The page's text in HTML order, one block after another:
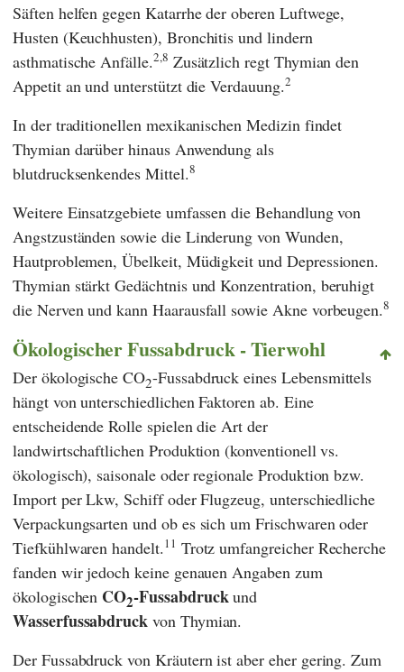
Säften helfen gegen Katarrhe der oberen Luftwege,
Husten (Keuchhusten), Bronchitis und lindern
asthmatische Anfälle.2,8 Zusätzlich regt Thymian den
Appetit an und unterstützt die Verdauung.2
In der traditionellen mexikanischen Medizin findet
Thymian darüber hinaus Anwendung als
blutdrucksenkendes Mittel.8
Weitere Einsatzgebiete umfassen die Behandlung von
Angstzuständen sowie die Linderung von Wunden,
Hautproblemen, Übelkeit, Müdigkeit und Depressionen.
Thymian stärkt Gedächtnis und Konzentration, beruhigt
die Nerven und kann Haarausfall sowie Akne vorbeugen.8
Ökologischer Fussabdruck - Tierwohl
Der ökologische CO2-Fussabdruck eines Lebensmittels
hängt von unterschiedlichen Faktoren ab. Eine
entscheidende Rolle spielen die Art der
landwirtschaftlichen Produktion (konventionell vs.
ökologisch), saisonale oder regionale Produktion bzw.
Import per Lkw, Schiff oder Flugzeug, unterschiedliche
Verpackungsarten und ob es sich um Frischwaren oder
Tiefkühlwaren handelt.11 Trotz umfangreicher Recherche
fanden wir jedoch keine genauen Angaben zum
ökologischen CO2-Fussabdruckund
Wasserfussabdruck von Thymian.
Der Fussabdruck von Kräutern ist aber eher gering. Zum